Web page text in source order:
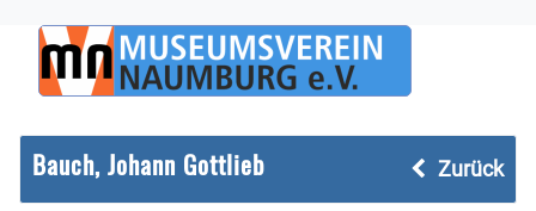
Zurück
Bauch, Johann Gottlieb